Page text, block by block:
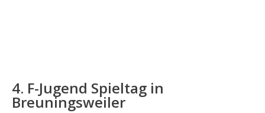
4. F-Jugend Spieltag in
Breuningsweiler